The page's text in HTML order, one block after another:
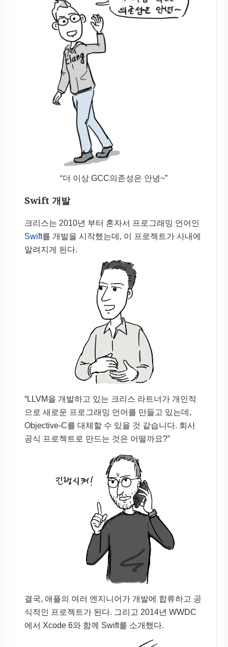
“더 이상 GCC의존성은 안녕~”
Swift 개발
크리스는 2010년 부터 혼자서 프로그래밍 언어인
Swift를 개발을 시작했는데, 이 프로젝트가 사내에
알려지게 된다.
“LLVM을 개발하고 있는 크리스 라트너가 개인적
으로 새로운 프로그래밍 언어를 만들고 있는데,
Objective-C를 대체할 수 있을 것 같습니다. 회사
공식 프로젝트로 만드는 것은 어떨까요?”
결국, 애플의 여러 엔지니어가 개발에 합류하고 공
식적인 프로젝트가 된다. 그리고 2014년 WWDC
에서 Xcode 6와 함께 Swift를 소개했다.